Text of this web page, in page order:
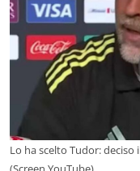
Lo ha scelto Tudor: deciso